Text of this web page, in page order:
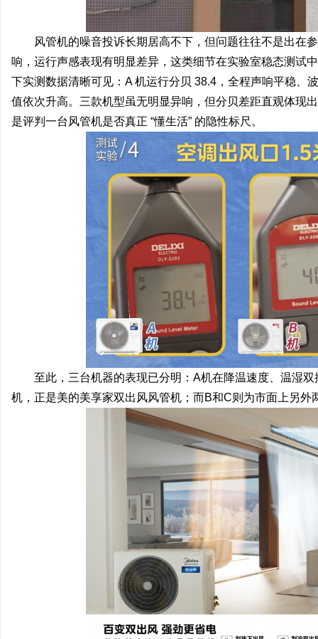
风管机的噪音投诉长期居高不下，但问题往往不是出在
响，运行声感表现有明显差异，这类细节在实验室稳态测试
下实测数据清晰可见：A 机运行分贝 38.4，全程声响平稳、
值依次升高。三款机型虽无明显异响，但分贝差距直观体现
是评判一台风管机是否真正 “懂生活” 的隐性标尺。
至此，三台机器的表现已分明：A机在降温速度、温湿
机，正是美的美享家双出风风管机；而B和C则为市面上另外